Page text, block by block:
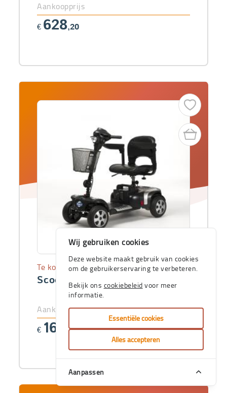
Aankoopprijs
€ 628,20
Scooter Venus 4 Sport
Te koop
Aankoopprijs
€ 1664,92
Wij gebruiken cookies
Deze website maakt gebruik van cookies
om de gebruikerservaring te verbeteren.
Bekijk ons cookiebeleid voor meer
informatie.
Essentiële cookies
Alles accepteren
Aanpassen